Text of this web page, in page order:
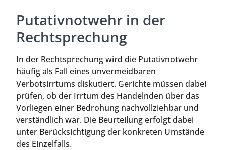
Putativnotwehr in der
Rechtsprechung
In der Rechtsprechung wird die Putativnotwehr
häufig als Fall eines unvermeidbaren
Verbotsirrtums diskutiert. Gerichte müssen dabei
prüfen, ob der Irrtum des Handelnden über das
Vorliegen einer Bedrohung nachvollziehbar und
verständlich war. Die Beurteilung erfolgt dabei
unter Berücksichtigung der konkreten Umstände
des Einzelfalls.